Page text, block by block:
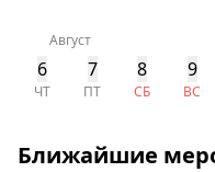
Август
6
ЧТ
7
ПТ
8
СБ
9
ВС
Ближайшие